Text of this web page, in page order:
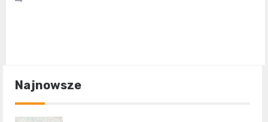
Najnowsze